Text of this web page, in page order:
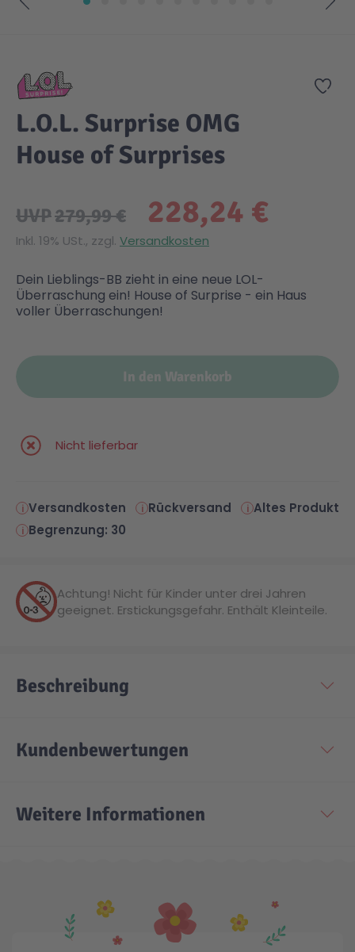
Sicherheit
Krimi / Thriller
Liebesromane
Zeit & Reise
Kuscheltiere
Puppen & Puppenzubehör
Holzspielwaren
Elektronische Spielwaren
Malen & Zeichnen
DC Comics™ Super Heroes
Friends
Jurassic World™
Marvel™ Super Heroes
Minecraft™
Speed Champions
Super Mario
Technic
LEGO® Blumen
Country
Figures
Fun Stars
Knights
NOVELMORE
Wiltopia
Cars
Spiel-Ei
Zur
L.O.L. Surprise OMG
House of Surprises
228,24 €
UVP279,99 €
Inkl. 19% USt., zzgl. Versandkosten
Dein Lieblings-BB zieht in eine neue LOL-
Überraschung ein! House of Surprise - ein Haus
voller Überraschungen!
In den Warenkorb
Nicht lieferbar
Versandkosten Rückversand
Altes Produkt
Begrenzung: 30
Achtung! Nicht für Kinder unter drei Jahren
geeignet. Erstickungsgefahr. Enthält Kleinteile.
Beschreibung
Kundenbewertungen
Weitere Informationen